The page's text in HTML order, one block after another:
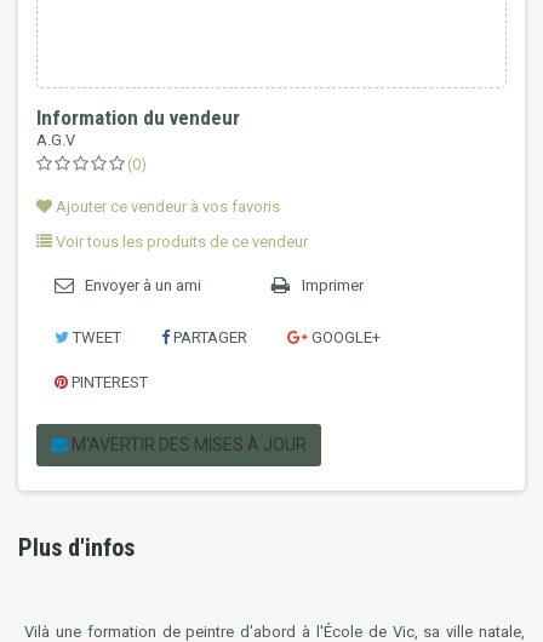
Information du vendeur
A.G.V
(0)
Ajouter ce vendeur à vos favoris
Voir tous les produits de ce vendeur
Envoyer à un ami Imprimer
TWEET PARTAGER GOOGLE+
PINTEREST
M'AVERTIR DES MISES À JOUR
Plus d'infos
Vilà une formation de peintre d'abord à l'École de Vic, sa ville natale,